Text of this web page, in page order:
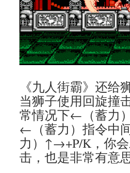
《九人街霸》还给
当狮子使用回旋撞
常情况下←（蓄力
←（蓄力）指令中
力）↑→+P/K，你
击，也是非常有意